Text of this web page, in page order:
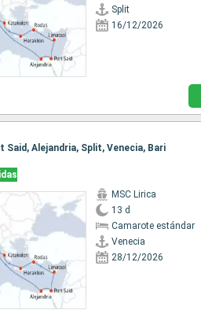
Split
16/12/2026
Alejandria, Split, Venecia, Bari
MSC Lirica
13 d
Camarote estándar
Venecia
28/12/2026